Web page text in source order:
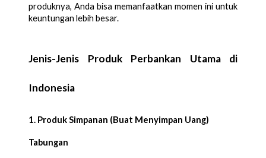
produknya, Anda bisa memanfaatkan momen ini untuk
keuntungan lebih besar.
Jenis-Jenis Produk Perbankan Utama di
Indonesia
1. Produk Simpanan (Buat Menyimpan Uang)
Tabungan